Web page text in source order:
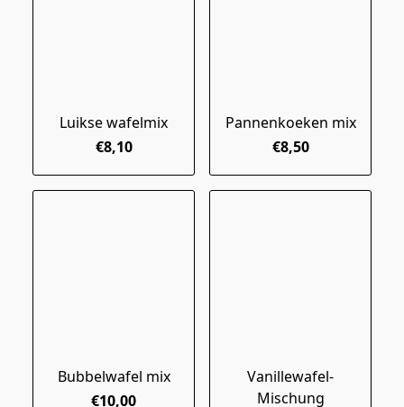
Luikse wafelmix
€8,10
Pannenkoeken mix
€8,50
Bubbelwafel mix
€10,00
Vanillewafel-
Mischung